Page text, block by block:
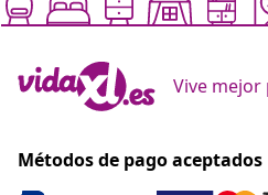
Vive
Métodos de pago aceptados